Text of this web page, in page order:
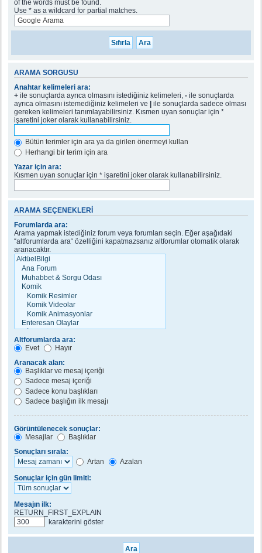
of the words must be found.
Use * as a wildcard for partial matches.
ARAMA SORGUSU
Anahtar kelimeleri ara:
+ ile sonuçlarda ayrıca olmasını istediğiniz kelimeleri, - ile sonuçlarda
ayrıca olmasını istemediğiniz kelimeleri ve
ile sonuçlarda sadece olması
gereken kelimeleri tanımlayabilirsiniz. Kısmen uyan sonuçlar için *
işaretini joker olarak kullanabilirsiniz.
Bütün terimler için ara ya da girilen önermeyi kullan
Herhangi bir terim için ara
Yazar için ara:
Kısmen uyan sonuçlar için * işaretini joker olarak kullanabilirsiniz.
ARAMA SEÇENEKLERI
Forumlarda ara:
Arama yapmak istediğiniz forum veya forumları seçin. Eğer aşağıdaki
“altforumlarda ara“ özelliğini kapatmazsanız altforumlar otomatik olarak
aranacaktır.
Altforumlarda ara:
Evet
Hayır
Aranacak alan:
Başlıklar ve mesaj içeriği
Sadece mesaj içeriği
Sadece konu başlıkları
Sadece başlığın ilk mesajı
Görüntülenecek sonuçlar:
Mesajlar
Başlıklar
Sonuçları sırala:
Artan
Azalan
Sonuçlar için gün limiti:
Mesajın ilk:
RETURN_FIRST_EXPLAIN
karakterini göster